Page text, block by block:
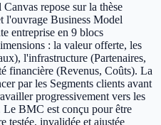
repose sur la thèse
l'ouvrage Business Model
entreprise en 9 blocs
: la valeur offerte, les
l'infrastructure (Partenaires,
financière (Revenus, Coûts). La
par les Segments clients avant
progressivement vers les
BMC est conçu pour être
testée, invalidée et ajustée